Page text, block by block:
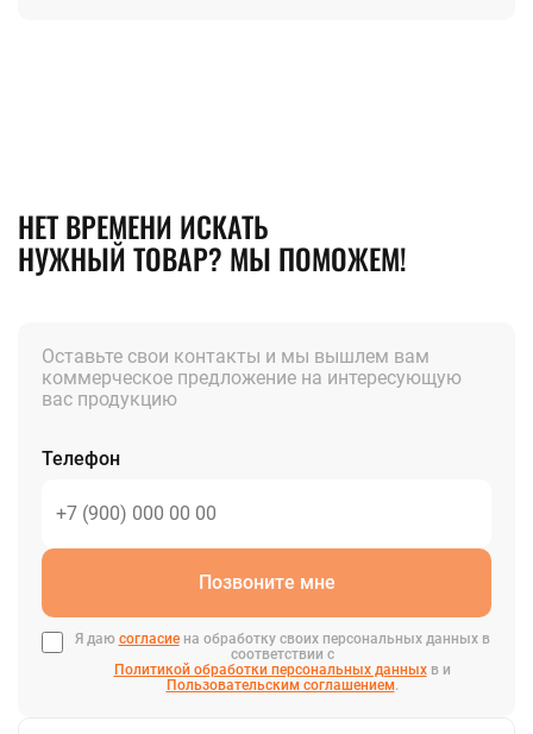
НЕТ ВРЕМЕНИ ИСКАТЬ
НУЖНЫЙ ТОВАР? МЫ ПОМОЖЕМ!
Оставьте свои контакты и мы вышлем вам
коммерческое предложение на интересующую
вас продукцию
Телефон
Позвоните мне
Я даю согласиена обработку своих персональных данных в
соответствии с
Политикой обработки персональных данныхв и
Пользовательским соглашением.